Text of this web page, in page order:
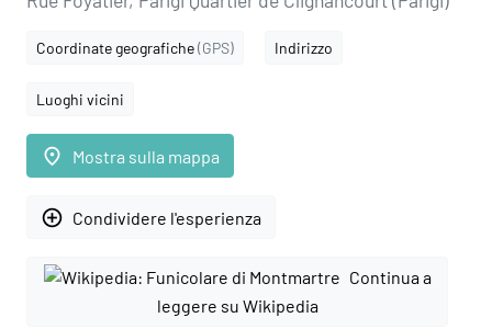
Coordinate geografiche(GPS) Indirizzo
Luoghi vicini
place Mostra sulla mappa
add_circle_outline Condividere l'esperienza
Continua a
leggere su Wikipedia